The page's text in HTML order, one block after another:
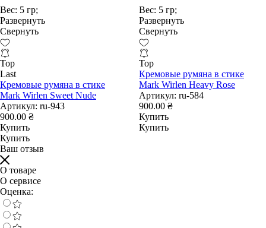
Вес: 5 гр;
Развернуть
Свернуть
Top
Last
Кремовые румяна в стике
Mark Wirlen Sweet Nude
Артикул: ru-943
900.00 ₴
Купить
Купить
Вес: 5 гр;
Развернуть
Свернуть
Top
Кремовые румяна в стике
Mark Wirlen Heavy Rose
Артикул: ru-584
900.00 ₴
Купить
Купить
Ваш отзыв
О товаре
О сервисе
Оценка: